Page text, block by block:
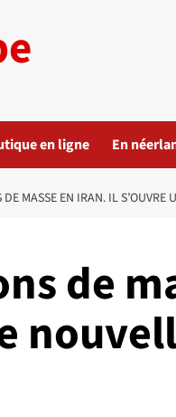
en ligne En
MASSE EN IRAN. IL
de